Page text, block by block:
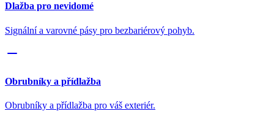
Dlažba pro nevidomé
Signální a varovné pásy pro bezbariérový pohyb.
Obrubníky a přídlažba
Obrubníky a přídlažba pro váš exteriér.